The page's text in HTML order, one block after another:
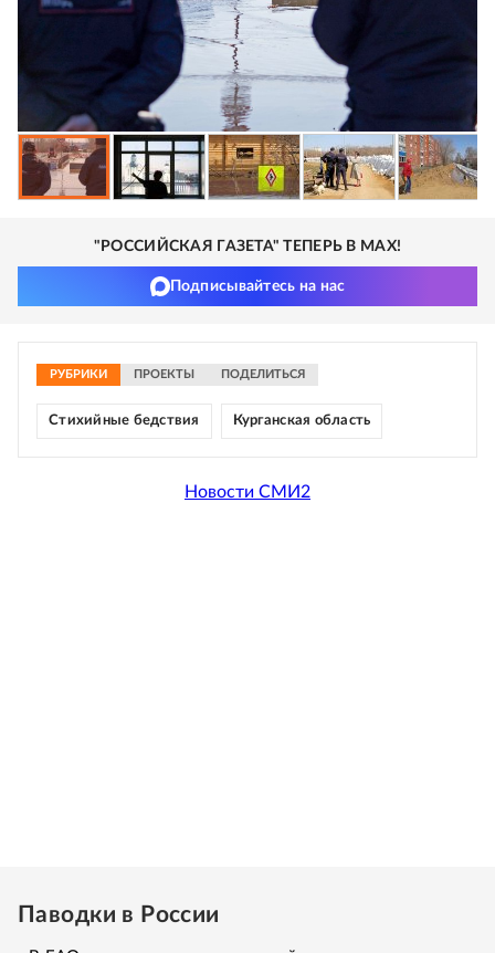
"РОССИЙСКАЯ ГАЗЕТА" ТЕПЕРЬ В MAX!
Подписывайтесь на нас
РУБРИКИ ПРОЕКТЫ ПОДЕЛИТЬСЯ
Стихийные бедствия Курганская область
Новости СМИ2
Паводки в России